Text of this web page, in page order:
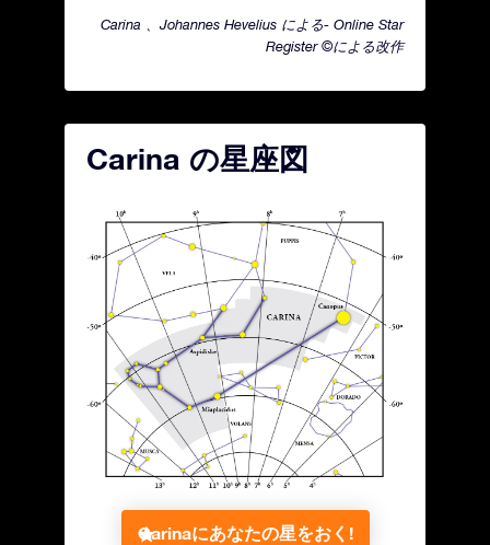
Carina 、Johannes Hevelius による- Online Star
Register ©による改作
Carina の星座図
Carinaにあなたの星をおく!